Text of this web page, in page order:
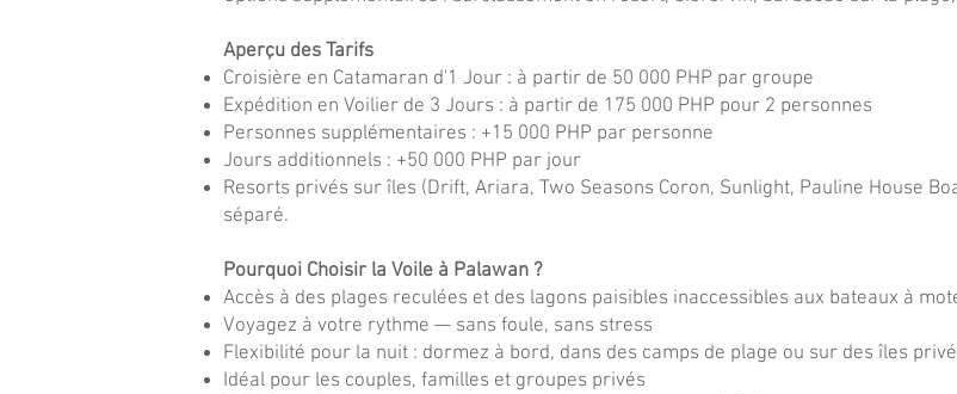
Aperçu des Tarifs
Croisière en Catamaran d'1 Jour : à partir de 50 000 PHP par groupe
Expédition en Voilier de 3 Jours : à partir de 175 000 PHP pour 2 personnes
Personnes supplémentaires : +15 000 PHP par personne
Jours additionnels : +50 000 PHP par jour
Resorts privés sur îles (Drift, Ariara, Two Seasons Coron, Sunlight, Pauline House
séparé.
Pourquoi Choisir la Voile à Palawan ?
Accès à des plages reculées et des lagons paisibles inaccessibles aux bateaux à
Voyagez à votre rythme — sans foule, sans stress
Flexibilité pour la nuit : dormez à bord, dans des camps de plage ou sur des îles
Idéal pour les couples, familles et groupes privés